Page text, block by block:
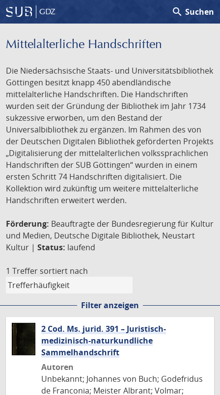
GDZ search Suchen
Mittelalterliche Handschriften
Die Niedersächsische Staats- und Universitätsbibliothek
Göttingen besitzt knapp 450 abendländische
mittelalterliche Handschriften. Die Handschriften
wurden seit der Gründung der Bibliothek im Jahr 1734
sukzessive erworben, um den Bestand der
Universalbibliothek zu ergänzen. Im Rahmen des von
der Deutschen Digitalen Bibliothek geförderten Projekts
„Digitalisierung der mittelalterlichen volkssprachlichen
Handschriften der SUB Göttingen“ wurden in einem
ersten Schritt 74 Handschriften digitalisiert. Die
Kollektion wird zukünftig um weitere mittelalterliche
Handschriften erweitert werden.
Förderung: Beauftragte der Bundesregierung für Kultur
und Medien, Deutsche Digitale Bibliothek, Neustart
Kultur | Status: laufend
1 Treffer sortiert nach
Filter anzeigen
2 Cod. Ms. jurid. 391 – Juristisch-
medizinisch-naturkundliche
Sammelhandschrift
Autoren
Unbekannt; Johannes von Buch; Godefridus
de Franconia; Meister Albrant; Volmar;